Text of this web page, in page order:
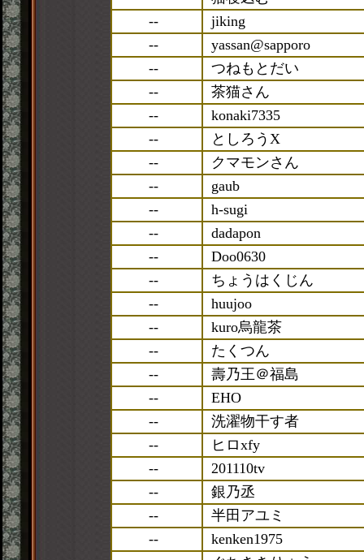
--
jiking
--
yassan@sapporo
--
つねもとだい
--
茶猫さん
--
konaki7335
--
としろうX
--
クマモンさん
--
gaub
--
h-sugi
--
dadapon
--
Doo0630
--
ちょうはくじん
--
huujoo
--
kuro烏龍茶
--
たくつん
--
壽乃王＠福島
--
EHO
--
洗濯物干す者
--
ヒロxfy
--
201110tv
--
銀乃丞
--
半田アユミ
--
kenken1975